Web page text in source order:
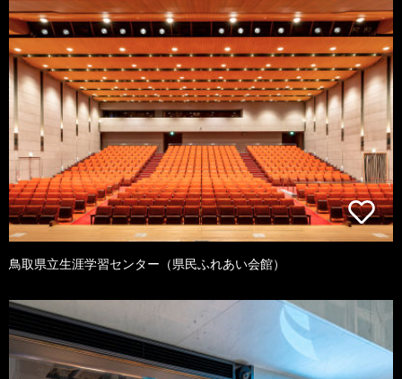
鳥取県立生涯学習センター（県民ふれあい会館）